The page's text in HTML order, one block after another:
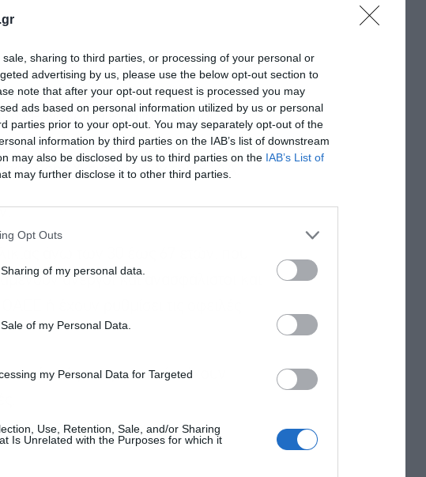
sharing to third parties, or processing of your personal or
advertising by us, please use the below opt-out section to
note that after your opt-out request is processed you may
ads based on personal information utilized by us or personal
parties prior to your opt-out. You may separately opt-out of the
information by third parties on the IAB’s list of downstream
may also be disclosed by us to third parties on the IAB’s List of
may further disclose it to other third parties.
Opt Outs
of my personal data.
of my Personal Data.
my Personal Data for Targeted
Use, Retention, Sale, and/or Sharing
Is Unrelated with the Purposes for which it
Ελεύθερων Επαγγελματιών, του
Έργων του Ενιαίου Ταμείου
του πρώην Τομέα
Υγειονομικών του ΕΤΑΑ.
άνω των 30 έως 67 ετών, που
άνεργοι και ανασφάλιστοι και
ή έχουν ρυθμίσει τις οφειλές
τους, οι οποίοι έχουν